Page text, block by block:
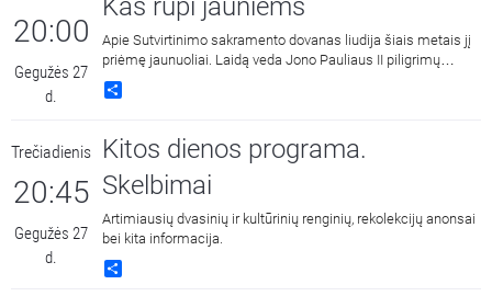
20:00
Gegužės 27
d.
Kas rūpi jauniems
Apie Sutvirtinimo sakramento dovanas liudija šiais metais jį
priėmę jaunuoliai. Laidą veda Jono Pauliaus II piligrimų
bendruomenės Projektų ir komunikacijos koordinatorius
Laurynas Būda.
Trečiadienis
20:45
Gegužės 27
d.
Kitos dienos programa.
Skelbimai
Artimiausių dvasinių ir kultūrinių renginių, rekolekcijų anonsai
bei kita informacija.